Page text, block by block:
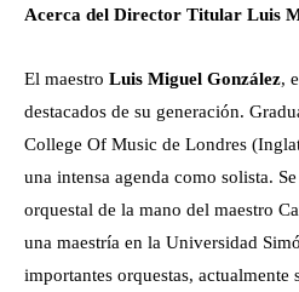
Acerca del Director Titular Luis
El maestro Luis Miguel González,
destacados de su generación.
College Of Music de Londres
una intensa agenda como solista.
orquestal de la mano del maestro
una maestría en la Universidad
importantes orquestas, actualmente